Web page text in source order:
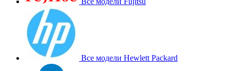
Все модели Hewlett Packard